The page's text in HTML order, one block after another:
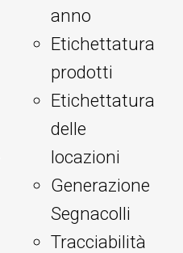
anno
Etichettatura
prodotti
Etichettatura
delle
locazioni
Generazione
Segnacolli
Tracciabilità